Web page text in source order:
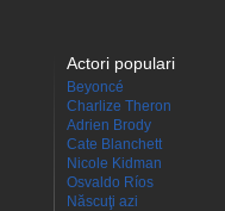
Actori populari
Beyoncé
Charlize Theron
Adrien Brody
Cate Blanchett
Nicole Kidman
Osvaldo Ríos
Născuţi azi